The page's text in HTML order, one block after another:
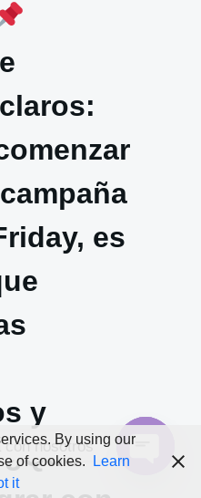
es
y
By using our
of cookies.
Learn
it
con nosotros